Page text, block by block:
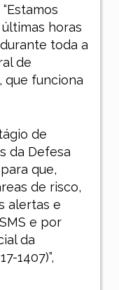
horas
toda a
de
que funciona
de
da Defesa
que,
de risco,
alertas e
e por
da
1407)”,